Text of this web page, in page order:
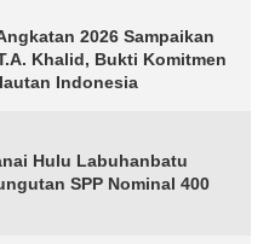
2026 Sampaikan
Khalid, Bukti Komitmen
Indonesia
Hulu Labuhanbatu
SPP Nominal 400